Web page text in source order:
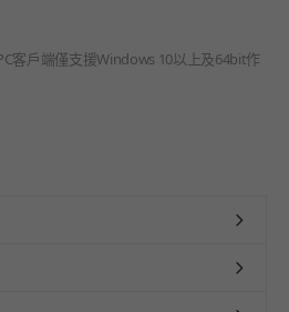
客戶端僅支援Windows 10以上及64bit作